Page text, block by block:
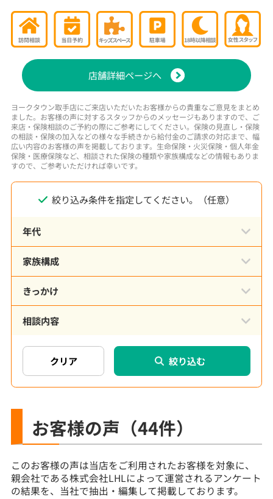
店舗詳細ページへ
ヨークタウン取手店にご来店いただいたお客様からの貴重なご意見をまとめ
ました。お客様の声に対するスタッフからのメッセージもありますので、ご
来店・保険相談のご予約の際にご参考にしてください。保険の見直し・保険
の相談・保険の加入などの様々な手続きから給付金のご請求の対応まで、幅
広い内容のお客様の声を掲載しております。生命保険・火災保険・個人年金
保険・医療保険など、相談された保険の種類や家族構成などの情報もありま
すので、ご参考いただければ幸いです。
絞り込み条件を指定してください。（任意）
年代
家族構成
きっかけ
相談内容
絞り込む
お客様の声 （44件）
このお客様の声は当店をご利用されたお客様を対象に、
親会社である株式会社LHLによって運営されるアンケート
の結果を、当社で抽出・編集して掲載しております。